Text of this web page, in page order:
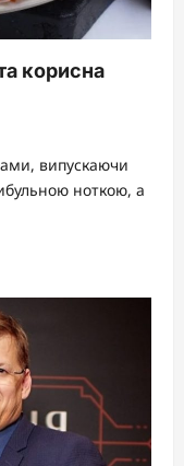
корисна
випускаючи
ноткою, а